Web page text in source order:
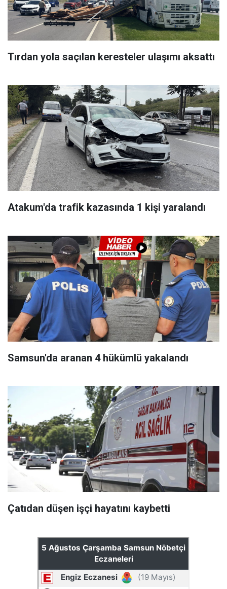
Tırdan yola saçılan keresteler ulaşımı aksattı
Atakum'da trafik kazasında 1 kişi yaralandı
Samsun'da aranan 4 hükümlü yakalandı
Çatıdan düşen işçi hayatını kaybetti